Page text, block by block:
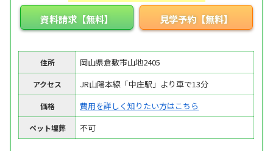
資料請求【無料】 見学予約【無料】
住所 岡山県倉敷市山地2405
アクセス JR山陽本線「中庄駅」より車で13分
価格 費用を詳しく知りたい方はこちら
ペット埋葬 不可